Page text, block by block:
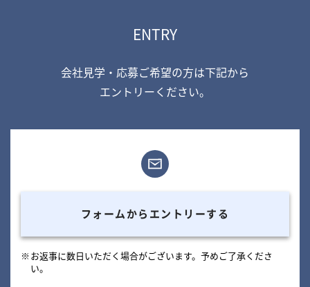
ENTRY
会社見学・応募ご希望の方は下記から
エントリーください。
フォームからエントリーする
お返事に数日いただく場合がございます。予めご了承くださ
い。